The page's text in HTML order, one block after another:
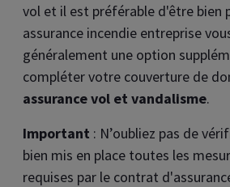
vol et il est préférable d'être bien
assurance incendie entreprise
généralement une option
compléter votre couverture de
assurance vol et vandalisme.
Important : N’oubliez pas de
bien mis en place toutes les
requises par le contrat